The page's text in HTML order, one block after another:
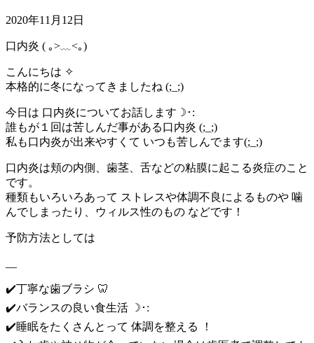
2020年11月12日
口内炎 ( ｡>﹏<｡)
こんにちは ✧
本格的に冬になってきましたね (;_;)
今日は 口内炎についてお話します☽･:
誰もが１回は苦しんだ事がある口内炎 (;_;)
私も口内炎が出来やすくて いつも苦しんでます(;_;)
口内炎は頬の内側、歯茎、舌などの粘膜に起こる炎症のこと
です。
種類もいろいろあって ストレスや体調不良によるものや 噛
んでしまったり、ウィルス性のもの などです！
予防方法としては
✔️丁寧な歯ブラシ 🦷
✔️バランスの良い食生活 ☽･:
✔️睡眠をたくさんとって 体調を整える ！